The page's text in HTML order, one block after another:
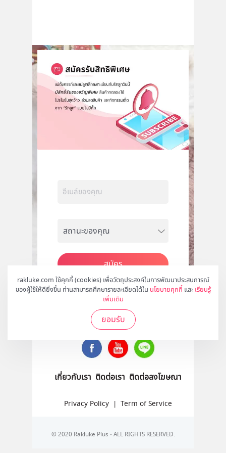
rakluke.com ใช้คุกกี้ (cookies) เพื่อวัตถุประสงค์ในการพัฒนาประสบการณ์
ของผู้ใช้ให้ดียิ่งขึ้น ท่านสามารถศึกษารายละเอียดได้ใน นโยบายคุกกี้ และ เรียนรู้
เพิ่มเติม
ยอมรับ
สมัคร
ติดตามเราได้ที่
เกี่ยวกับเรา ติดต่อเรา ติดต่อลงโฆษณา
Privacy Policy | Term of Service
© 2020 Rakluke Plus - ALL RIGHTS RESERVED.